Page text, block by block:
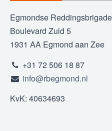
Egmondse Reddingsbrigade
Boulevard Zuid 5
1931 AA Egmond aan Zee
+31 72 506 18 87
info@rbegmond.nl
KvK: 40634693